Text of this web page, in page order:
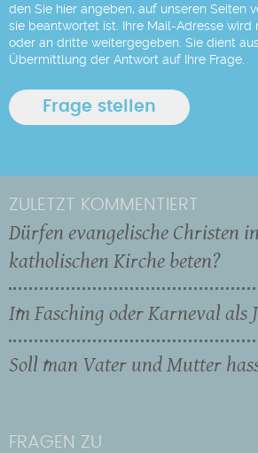
den Sie hier angeben, auf unseren Seiten
sie beantwortet ist. Ihre Mail-Adresse
oder an dritte weitergegeben. Sie dient
Übermittlung der Antwort auf Ihre Frage.
ZULETZT KOMMENTIERT
Dürfen evangelische Christen
katholischen Kirche beten?
Im Fasching oder Karneval als
Soll man Vater und Mutter
FRAGEN ZU